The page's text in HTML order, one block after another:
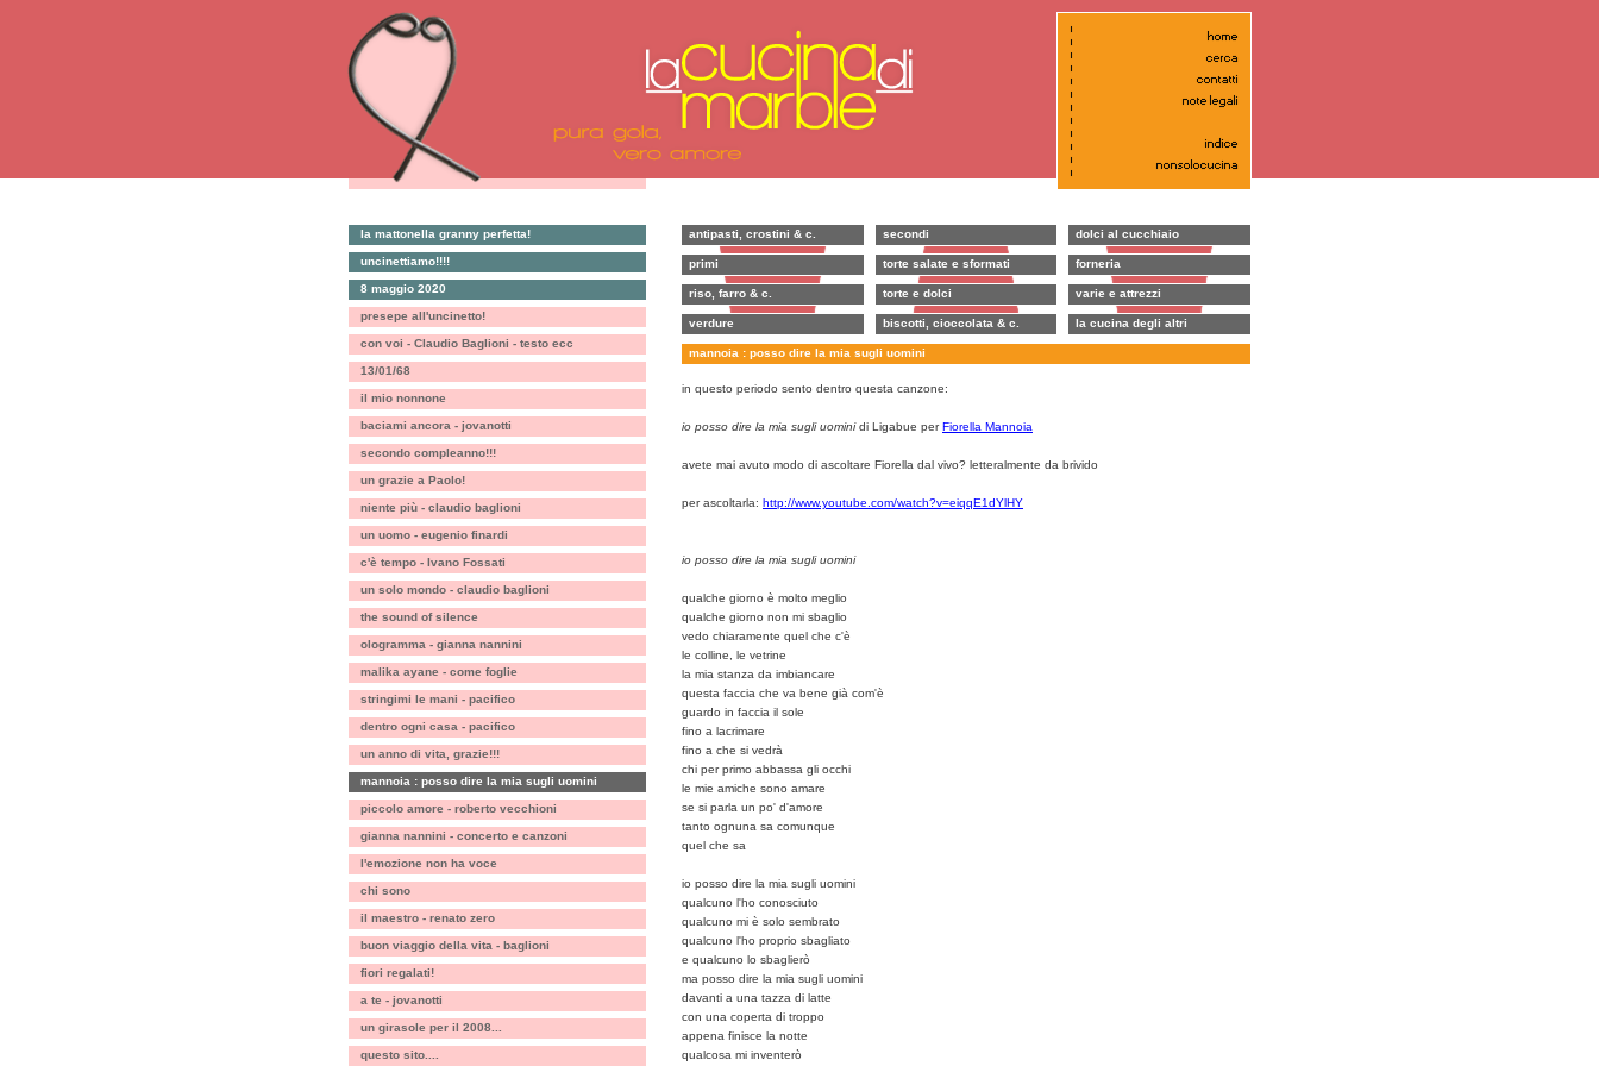
antipasti, crostini & c.
primi
riso, farro & c.
verdure
secondi
torte salate e sformati
torte e dolci
biscotti, cioccolata & c.
dolci al cucchiaio
forneria
varie e attrezzi
la cucina degli altri
la mattonella granny perfetta!
uncinettiamo!!!!
8 maggio 2020
presepe all'uncinetto!
con voi - Claudio Baglioni - testo ecc
13/01/68
il mio nonnone
baciami ancora - jovanotti
secondo compleanno!!!
un grazie a Paolo!
niente più - claudio baglioni
un uomo - eugenio finardi
c'è tempo - Ivano Fossati
un solo mondo - claudio baglioni
the sound of silence
ologramma - gianna nannini
malika ayane - come foglie
stringimi le mani - pacifico
dentro ogni casa - pacifico
un anno di vita, grazie!!!
mannoia : posso dire la mia sugli uomini
piccolo amore - roberto vecchioni
gianna nannini - concerto e canzoni
l'emozione non ha voce
chi sono
il maestro - renato zero
buon viaggio della vita - baglioni
fiori regalati!
a te - jovanotti
un girasole per il 2008...
questo sito....
mannoia : posso dire la mia sugli uomini
in questo periodo sento dentro questa canzone:
io posso dire la mia sugli uominidi Ligabue perFiorella Mannoia
avete mai avuto modo di ascoltare Fiorella dal vivo? letteralmente da brivido
per ascoltarla: http://www.youtube.com/watch?v=eiqqE1dYlHY
io posso dire la mia sugli uomini
qualche giorno è molto meglio
qualche giorno non mi sbaglio
vedo chiaramente quel che c'è
le colline, le vetrine
la mia stanza da imbiancare
questa faccia che va bene già com'è
guardo in faccia il sole
fino a lacrimare
fino a che si vedrà
chi per primo abbassa gli occhi
le mie amiche sono amare
se si parla un po' d'amore
tanto ognuna sa comunque
quel che sa
io posso dire la mia sugli uomini
qualcuno l'ho conosciuto
qualcuno mi è solo sembrato
qualcuno l'ho proprio sbagliato
e qualcuno lo sbaglierò
ma posso dire la mia sugli uomini
davanti a una tazza di latte
con una coperta di troppo
appena finisce la notte
qualcosa mi inventerò